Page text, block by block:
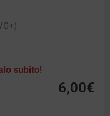
subito!
6,00€